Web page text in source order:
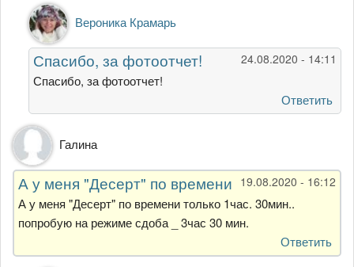
Ответ
на
Хлебушек
вкусный
ммммм.
я
от
Галина
Сорокина
Вероника Крамарь
24.08.2020 - 14:11
Спасибо, за фотоотчет!
Спасибо, за фотоотчет!
Ответить
Галина
19.08.2020 - 16:12
А у меня "Десерт" по времени
А у меня "Десерт" по времени только 1час. 30мин..
попробую на режиме сдоба _ 3час 30 мин.
Ответить